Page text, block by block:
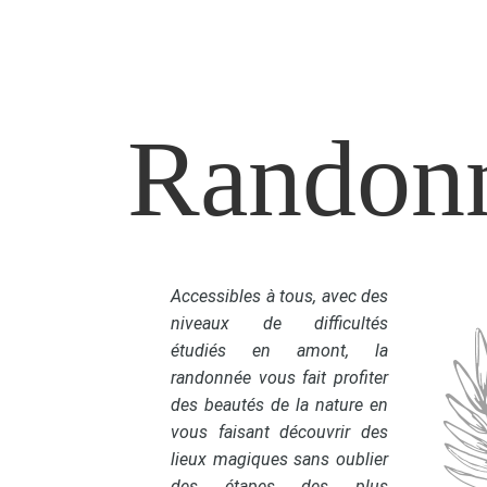
Accessibles à tous, avec des
niveaux de difficultés
étudiés en amont, la
randonnée vous fait profiter
des beautés de la nature en
vous faisant découvrir des
lieux magiques sans oublier